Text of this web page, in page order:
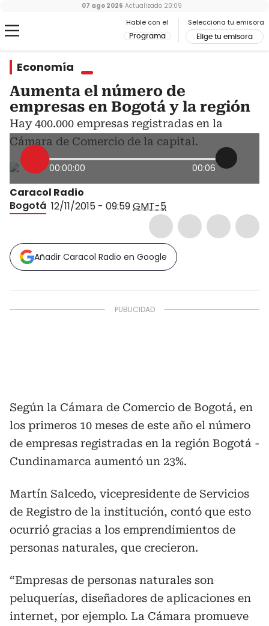
Hable con el
Programa
Selecciona tu emisora
Elige tu emisora
07 ago 2026 Actualizado 20:09
Economía
Aumenta el número de
empresas en Bogotá y la región
Hay 400.000 empresas registradas en la
Cámara de Comercio de la capital.
00:00:00 00:06
Caracol Radio
Bogotá 12/11/2015 - 09:59GMT-5
Añadir Caracol Radio en Google
Según la Cámara de Comercio de Bogotá, en
los primeros 10 meses de este año el número
de empresas registradas en la región Bogotá -
Cundinamarca aumentó un 23%.
Martín Salcedo, vicepresidente de Servicios
de Registro de la institución, contó que esto
ocurrió gracias a los emprendimientos de
personas naturales, que crecieron.
“Empresas de personas naturales son
peluquerías, diseñadores de aplicaciones en
internet, por ejemplo. La Cámara promueve